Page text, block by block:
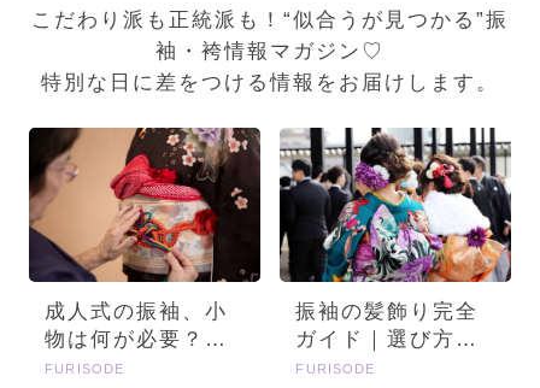
こだわり派も正統派も！“似合うが見つかる”振
袖・袴情報マガジン♡
特別な日に差をつける情報をお届けします。
成人式の振袖、小
物は何が必要？画
像とセットで詳し
FURISODE
振袖の髪飾り完全
ガイド｜選び方・
種類・トレンドを
FURISODE